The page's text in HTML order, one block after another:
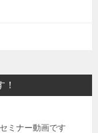
ミナー動画です